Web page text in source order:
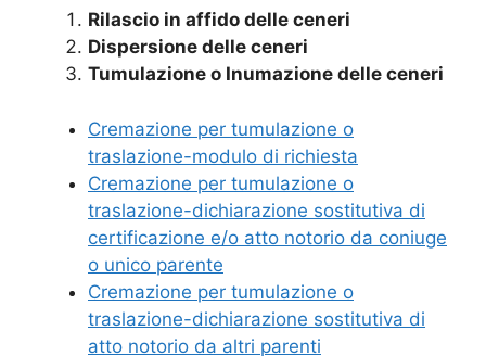
Rilascio in affido delle ceneri
Dispersione delle ceneri
Tumulazione o Inumazione delle ceneri
Cremazione per tumulazione o
traslazione-modulo di richiesta
Cremazione per tumulazione o
traslazione-dichiarazione sostitutiva di
certificazione e/o atto notorio da coniuge
o unico parente
Cremazione per tumulazione o
traslazione-dichiarazione sostitutiva di
atto notorio da altri parenti